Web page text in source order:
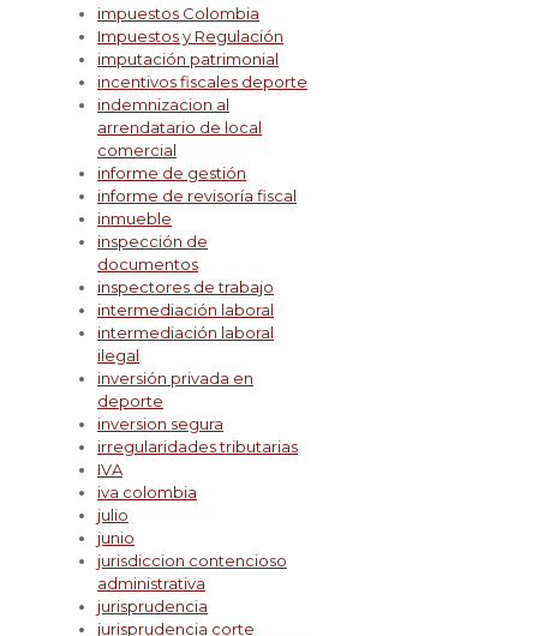
impuestos Colombia
Impuestos y Regulación
imputación patrimonial
incentivos fiscales deporte
indemnizacion al
arrendatario de local
comercial
informe de gestión
informe de revisoría fiscal
inmueble
inspección de
documentos
inspectores de trabajo
intermediación laboral
intermediación laboral
ilegal
inversión privada en
deporte
inversion segura
irregularidades tributarias
IVA
iva colombia
julio
junio
jurisdiccion contencioso
administrativa
jurisprudencia
jurisprudencia corte